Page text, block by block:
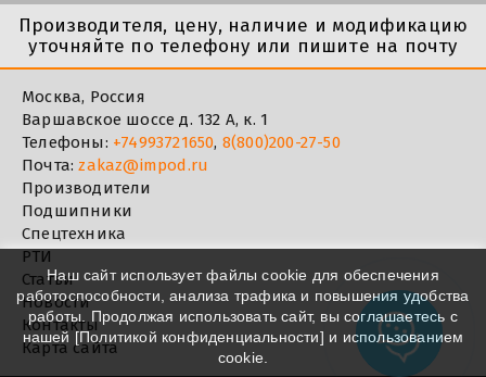
Производителя, цену, наличие и модификацию
уточняйте по телефону или пишите на почту
Москва, Россия
Варшавское шоссе д. 132 А, к. 1
Телефоны: +74993721650, 8(800)200-27-50
Почта:zakaz@impod.ru
Производители
Подшипники
Спецтехника
РТИ
Статьи
Новости
Контакты
Карта сайта
Наш сайт использует файлы cookie для обеспечения
работоспособности, анализа трафика и повышения удобства
работы. Продолжая использовать сайт, вы соглашаетесь с
нашей [Политикой конфиденциальности] и использованием
cookie.